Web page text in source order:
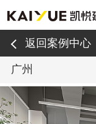
返回案例中心
广州